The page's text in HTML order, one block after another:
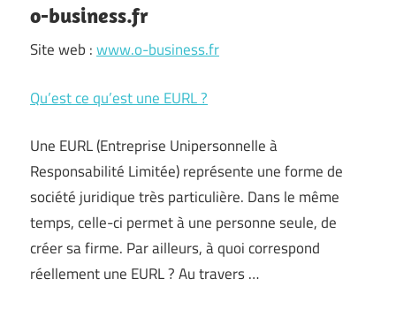
o-business.fr
Site web :www.o-business.fr
Qu’est ce qu’est une EURL ?
Une EURL (Entreprise Unipersonnelle à
Responsabilité Limitée) représente une forme de
société juridique très particulière. Dans le même
temps, celle-ci permet à une personne seule, de
créer sa firme. Par ailleurs, à quoi correspond
réellement une EURL ? Au travers …